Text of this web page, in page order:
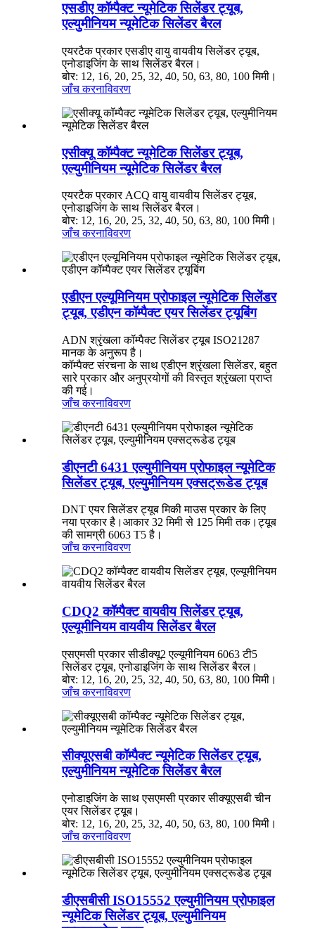
एसडीए कॉम्पैक्ट न्यूमेटिक सिलेंडर ट्यूब,
एल्युमीनियम न्यूमेटिक सिलेंडर बैरल
एयरटैक प्रकार एसडीए वायु वायवीय सिलेंडर ट्यूब,
एनोडाइजिंग के साथ सिलेंडर बैरल।
बोर: 12, 16, 20, 25, 32, 40, 50, 63, 80, 100 मिमी।
जाँच करनाविवरण
एसीक्यू कॉम्पैक्ट न्यूमेटिक सिलेंडर ट्यूब,
एल्युमीनियम न्यूमेटिक सिलेंडर बैरल
एयरटैक प्रकार ACQ वायु वायवीय सिलेंडर ट्यूब,
एनोडाइजिंग के साथ सिलेंडर बैरल।
बोर: 12, 16, 20, 25, 32, 40, 50, 63, 80, 100 मिमी।
जाँच करनाविवरण
एडीएन एल्यूमिनियम प्रोफाइल न्यूमेटिक सिलेंडर
ट्यूब, एडीएन कॉम्पैक्ट एयर सिलेंडर ट्यूबिंग
ADN श्रृंखला कॉम्पैक्ट सिलेंडर ट्यूब ISO21287
मानक के अनुरूप है।
कॉम्पैक्ट संरचना के साथ एडीएन श्रृंखला सिलेंडर, बहुत
सारे प्रकार और अनुप्रयोगों की विस्तृत श्रृंखला प्राप्त
की गई।
जाँच करनाविवरण
डीएनटी 6431 एल्युमीनियम प्रोफाइल न्यूमेटिक
सिलेंडर ट्यूब, एल्युमीनियम एक्सट्रूडेड ट्यूब
DNT एयर सिलेंडर ट्यूब मिकी माउस प्रकार के लिए
नया प्रकार है।आकार 32 मिमी से 125 मिमी तक।ट्यूब
की सामग्री 6063 T5 है।
जाँच करनाविवरण
CDQ2 कॉम्पैक्ट वायवीय सिलेंडर ट्यूब,
एल्यूमीनियम वायवीय सिलेंडर बैरल
एसएमसी प्रकार सीडीक्यू2 एल्यूमीनियम 6063 टी5
सिलेंडर ट्यूब, एनोडाइजिंग के साथ सिलेंडर बैरल।
बोर: 12, 16, 20, 25, 32, 40, 50, 63, 80, 100 मिमी।
जाँच करनाविवरण
सीक्यूएसबी कॉम्पैक्ट न्यूमेटिक सिलेंडर ट्यूब,
एल्युमीनियम न्यूमेटिक सिलेंडर बैरल
एनोडाइजिंग के साथ एसएमसी प्रकार सीक्यूएसबी चीन
एयर सिलेंडर ट्यूब।
बोर: 12, 16, 20, 25, 32, 40, 50, 63, 80, 100 मिमी।
जाँच करनाविवरण
डीएसबीसी ISO15552 एल्युमीनियम प्रोफाइल
न्यूमेटिक सिलेंडर ट्यूब, एल्युमीनियम